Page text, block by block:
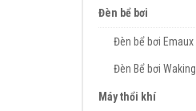
Đèn bể bơi
Đèn bể bơi Emaux
Đèn Bể bơi Waking
Máy thổi khí